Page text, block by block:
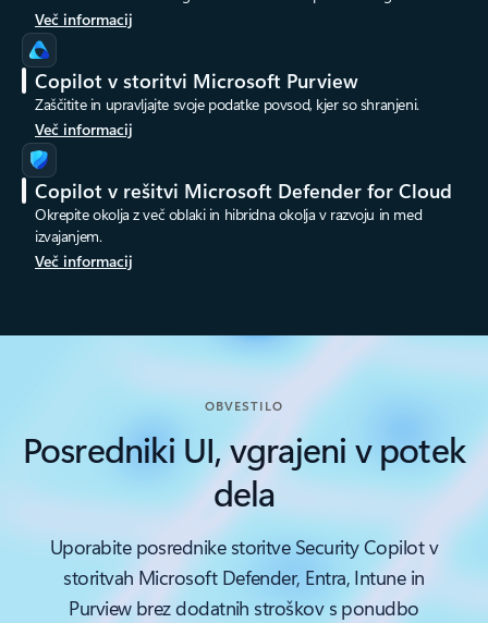
Več informacij
Copilot v storitvi Microsoft Purview
Zaščitite in upravljajte svoje podatke povsod, kjer so shranjeni.
Več informacij
Copilot v rešitvi Microsoft Defender for Cloud
Okrepite okolja z več oblaki in hibridna okolja v razvoju in med
izvajanjem.
Več informacij
OBVESTILO
Posredniki UI, vgrajeni v potek
dela
Uporabite posrednike storitve Security Copilot v
storitvah Microsoft Defender, Entra, Intune in
Purview brez dodatnih stroškov s ponudbo